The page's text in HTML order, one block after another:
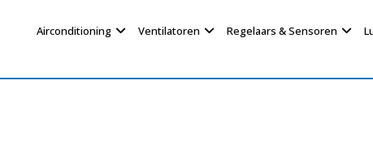
Airconditioning Ventilatoren Regelaars & Sensoren